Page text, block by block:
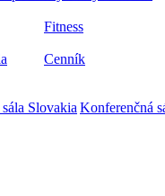
Fitness
Cenník
Slovakia Konferenčná